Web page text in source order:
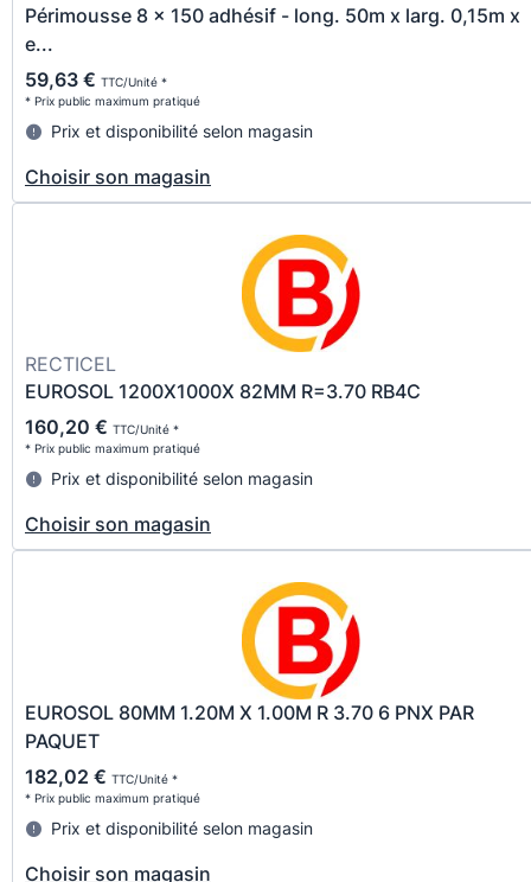
Périmousse 8 x 150 adhésif - long. 50m x larg. 0,15m x
e...
59,63 € TTC/Unité *
* Prix public maximum pratiqué
Prix et disponibilité selon magasin
Choisir son magasin
RECTICEL
EUROSOL 1200X1000X 82MM R=3.70 RB4C
160,20 € TTC/Unité *
* Prix public maximum pratiqué
Prix et disponibilité selon magasin
Choisir son magasin
EUROSOL 80MM 1.20M X 1.00M R 3.70 6 PNX PAR
PAQUET
182,02 € TTC/Unité *
* Prix public maximum pratiqué
Prix et disponibilité selon magasin
Choisir son magasin